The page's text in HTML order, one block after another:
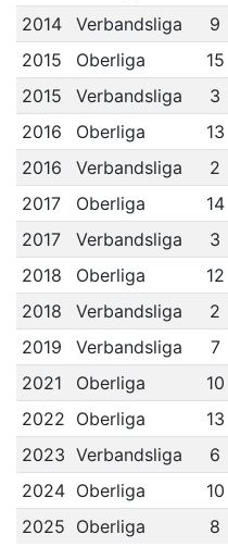
2014
Verbandsliga 9
2015
Oberliga 15
2015
Verbandsliga 3
2016
Oberliga 13
2016
Verbandsliga 2
2017
Oberliga 14
2017
Verbandsliga 3
2018
Oberliga 12
2018
Verbandsliga 2
2019
Verbandsliga 7
2021
Oberliga 10
2022 Oberliga 13
2023 Verbandsliga 6
2024 Oberliga 10
2025 Oberliga 8